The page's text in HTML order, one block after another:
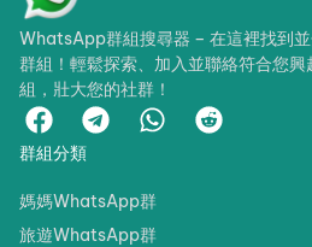
WhatsApp群組搜尋器 – 在這裡找到
群組！輕鬆探索、加入並聯絡符合您
組，壯大您的社群！
群組分類
媽媽WhatsApp群
旅遊WhatsApp群